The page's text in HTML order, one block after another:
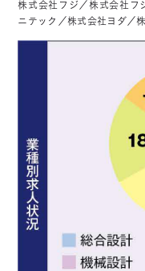
株式会社フジ／株式会社フ
ニテック／株式会社ヨダ／